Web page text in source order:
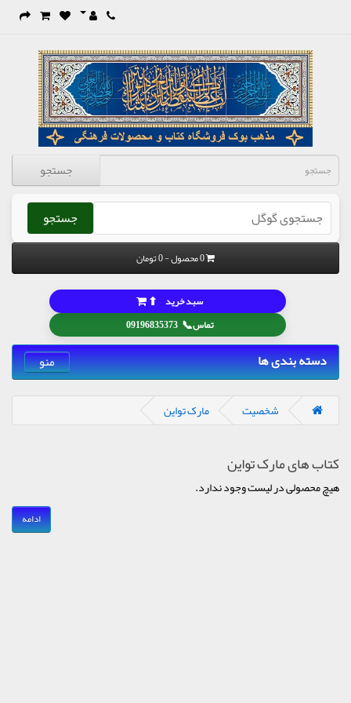
جستجو
جستجو
0 محصول - 0 تومان
تماس📞
09196835373
سبد خرید ⬆
دسته بندی ها منو
شخصیت مارک تواین
کتاب های مارک تواین
هیچ محصولی در لیست وجود ندارد.
ادامه